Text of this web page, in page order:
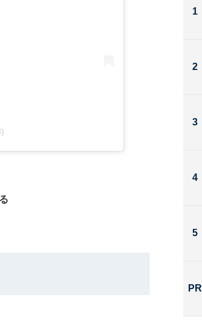
1
2
3
4
5
PR